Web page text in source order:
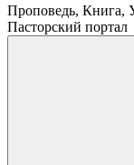
Проповедь, Книга,
Пасторский портал